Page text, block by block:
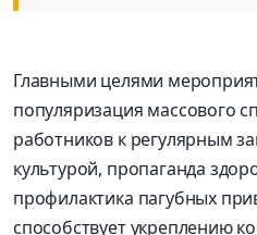
Главными целями
популяризация массового
работников к регулярным
культурой, пропаганда
профилактика пагубных
способствует укреплению